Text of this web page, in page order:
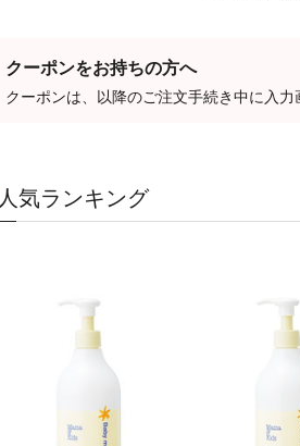
クーポンをお持ちの方へ
クーポンは、以降のご注文手続き中に入力
人気ランキング